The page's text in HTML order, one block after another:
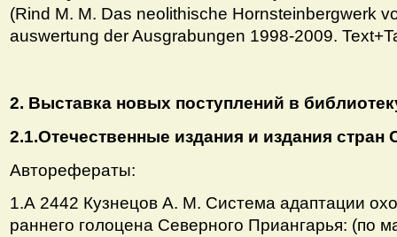
(Rind M. M. Das neolithische Hornsteinbergwerk
auswertung der Ausgrabungen 1998-2009.
2. Выставка новых поступлений в
2.1.Отечественные издания и издания стран
Авторефераты:
1.А 2442 Кузнецов А. М. Система адаптации
раннего голоцена Северного Приангарья: (по